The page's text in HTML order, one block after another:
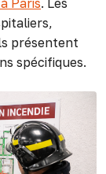
Paris. Les
présentent
spécifiques.